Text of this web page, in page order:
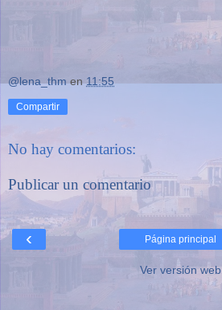
@lena_thm en11:55
Compartir
No hay comentarios:
Publicar un comentario
‹ Página principal
Ver versión web